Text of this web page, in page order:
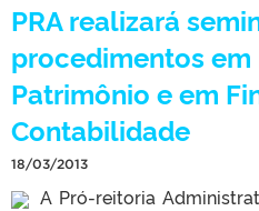
PRA realizará
procedimentos
Patrimônio e em
Contabilidade
18/03/2013
A Pró-reitoria